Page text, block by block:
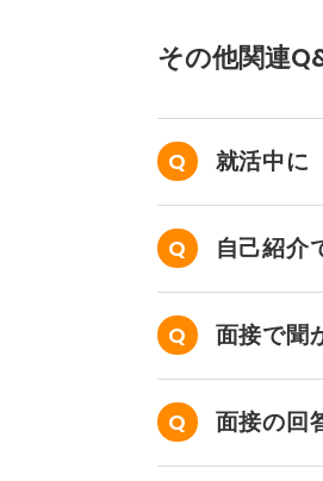
その他関連
就活中に
が、どう
自己紹介
ますか？
面接で聞
です。
面接の回